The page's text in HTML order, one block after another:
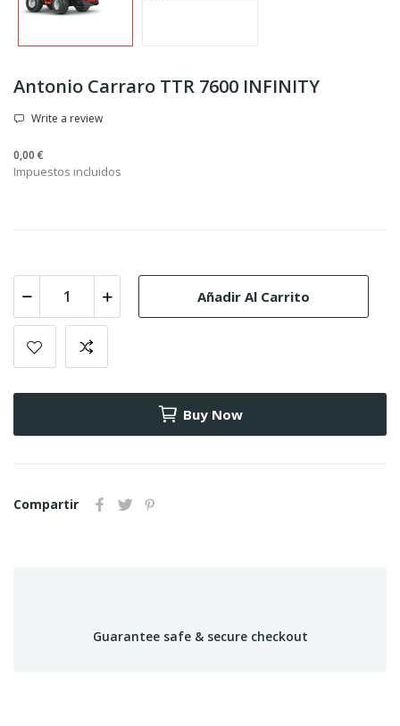
Antonio Carraro TTR 7600 INFINITY
Write a review
0,00 €
Impuestos incluidos
Añadir Al Carrito
Buy Now
Compartir
Guarantee safe & secure checkout